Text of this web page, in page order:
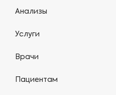
Анализы
Услуги
Врачи
Пациентам